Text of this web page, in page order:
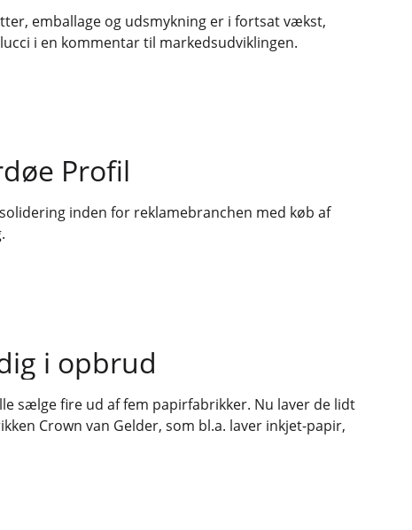
emballage og udsmykning er i fortsat vækst,
i en kommentar til markedsudviklingen.
Profil
inden for reklamebranchen med køb af
i opbrud
sælge fire ud af fem papirfabrikker. Nu laver de lidt
Crown van Gelder, som bl.a. laver inkjet-papir,